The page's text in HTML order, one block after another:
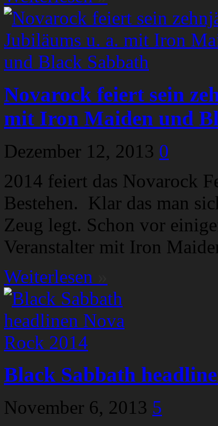
Novarock feiert sein
mit Iron Maiden und
Dezember 12, 2013 0
2014 feiert das Novarock
Bestehen. Klar das man
Zeug legt. Schon vor
Veranstalter mit Iron
Weiterlesen
Black Sabbath
November 6, 2013 5